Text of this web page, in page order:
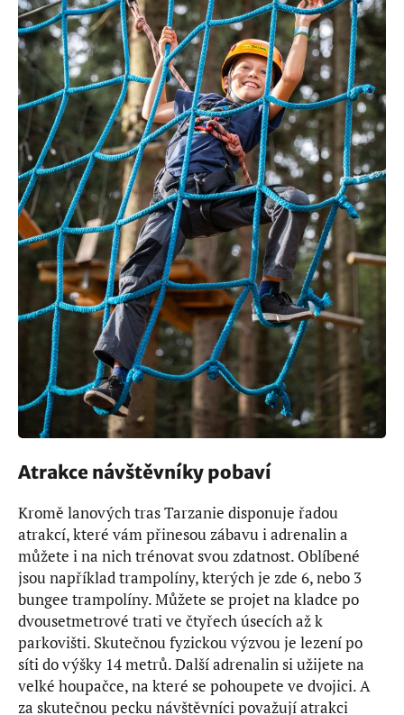
Atrakce návštěvníky pobaví
Kromě lanových tras Tarzanie disponuje řadou
atrakcí, které vám přinesou zábavu i adrenalin a
můžete i na nich trénovat svou zdatnost. Oblíbené
jsou například trampolíny, kterých je zde 6, nebo 3
bungee trampolíny. Můžete se projet na kladce po
dvousetmetrové trati ve čtyřech úsecích až k
parkovišti. Skutečnou fyzickou výzvou je lezení po
síti do výšky 14 metrů. Další adrenalin si užijete na
velké houpačce, na které se pohoupete ve dvojici. A
za skutečnou pecku návštěvníci považují atrakci